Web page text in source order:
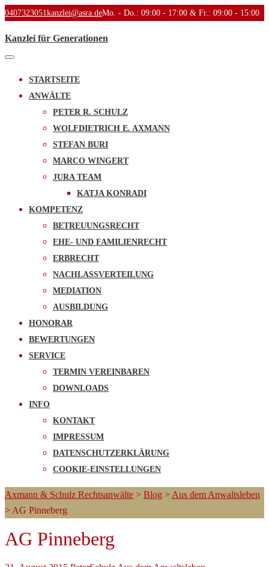
0407323051kanzlei@asra.deMo. - Do.: 09:00 - 17:00 & Fr.: 09:00 - 15:00
Kanzlei für Generationen
Toggle
STARTSEITE
ANWÄLTE
PETER R. SCHULZ
WOLFDIETRICH E. AXMANN
STEFAN BURI
MARCO WINGERT
JURA TEAM
KATJA KONRADI
KOMPETENZ
BETREUUNGSRECHT
EHE- UND FAMILIENRECHT
ERBRECHT
NACHLASSVERTEILUNG
MEDIATION
AUSBILDUNG
HONORAR
BEWERTUNGEN
SERVICE
TERMIN VEREINBAREN
DOWNLOADS
INFO
KONTAKT
IMPRESSUM
DATENSCHUTZERKLÄRUNG
COOKIE-EINSTELLUNGEN
Axmann & Schulz Rechtsanwälte > Blog > Aus dem Anwaltsleben
> AG Pinneberg
AG Pinneberg